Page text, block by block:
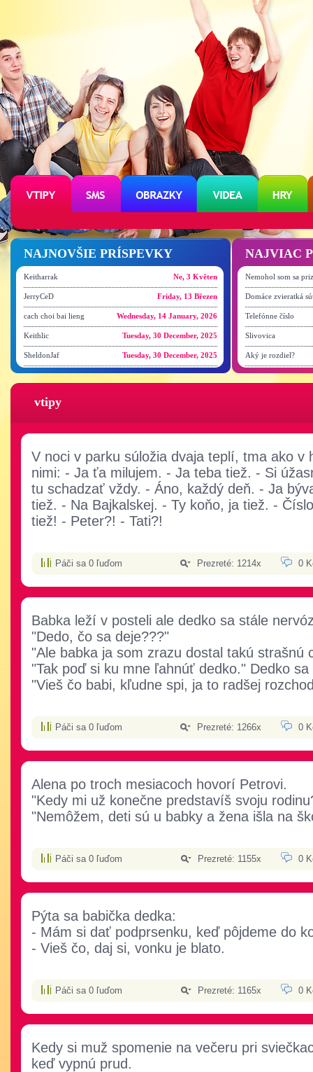
NAJNOVŠIE PRÍSPEVKY
Keitharrak Ne, 3 Květen
JerryCeD Friday, 13 Březen
cach choi bai lieng Wednesday, 14 January, 2026
Keithlic Tuesday, 30 December, 2025
SheldonJaf Tuesday, 30 December, 2025
NAJVIAC
Nemohol som sa
Domáce zvieratká
Telefónne číslo
Slivovica
Aký je rozdiel?
vtipy
V noci v parku súložia dvaja teplí, tma ako v
nimi: - Ja ťa milujem. - Ja teba tiež. - Si
tu schadzať vždy. - Áno, každý deň. - Ja
tiež. - Na Bajkalskej. - Ty koňo, ja tiež. -
tiež! - Peter?! - Tati?!
Páči sa 0 ľuďom 0
Prezreté: 1214x
Babka leží v posteli ale dedko sa stále
"Dedo, čo sa deje???"
"Ale babka ja som zrazu dostal takú strašnú
"Tak poď si ku mne ľahnúť dedko." Dedko
"Vieš čo babi, kľudne spi, ja to radšej
Páči sa 0 ľuďom 0
Prezreté: 1266x
Alena po troch mesiacoch hovorí Petrovi.
"Kedy mi už konečne predstavíš svoju
"Nemôžem, deti sú u babky a žena išla na
Páči sa 0 ľuďom 0
Prezreté: 1155x
Pýta sa babička dedka:
- Mám si dať podprsenku, keď pôjdeme do
- Vieš čo, daj si, vonku je blato.
Páči sa 0 ľuďom 0
Prezreté: 1165x
Kedy si muž spomenie na večeru pri
keď vypnú prud.